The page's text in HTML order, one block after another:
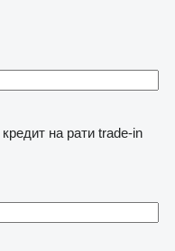
кредит на рати trade-in